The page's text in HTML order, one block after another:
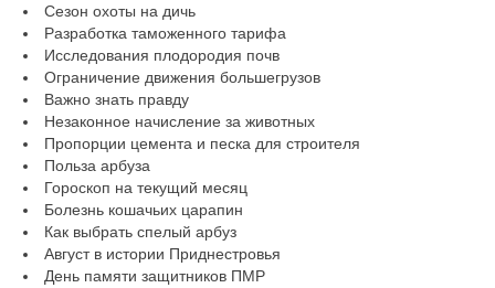
Сезон охоты на дичь
Разработка таможенного тарифа
Исследования плодородия почв
Ограничение движения большегрузов
Важно знать правду
Незаконное начисление за животных
Пропорции цемента и песка для строителя
Польза арбуза
Гороскоп на текущий месяц
Болезнь кошачьих царапин
Как выбрать спелый арбуз
Август в истории Приднестровья
День памяти защитников ПМР